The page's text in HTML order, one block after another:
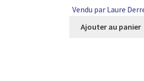
Vendu par Laure
Ajouter au panier